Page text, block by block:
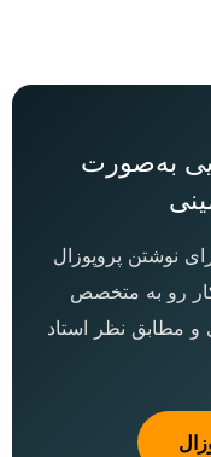
به‌صورت
نوشتن پروپوزال
رو به متخصص
و مطابق نظر استاد